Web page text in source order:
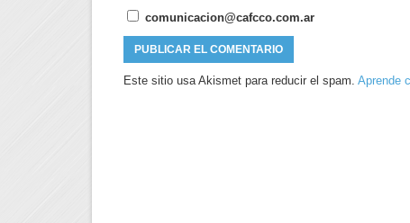
comunicacion@cafcco.com.ar
Este sitio usa Akismet para reducir el spam. Aprende